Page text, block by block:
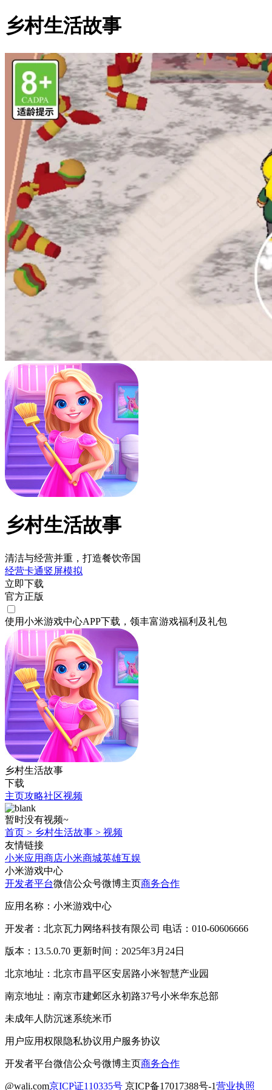
乡村生活故事
乡村生活故事
清洁与经营并重，打造餐饮帝国
经营卡通竖屏模拟
立即下载
官方正版
使用小米游戏中心APP下载 ，领丰富游戏福利 及礼包
乡村生活故事
下载
主页攻略社区视频
暂时没有视频~
首页 > 乡村生活故事 > 视频
友情链接
小米应用商店小米商城英雄互娱
小米游戏中心
开发者平台微信公众号微博主页商务合作
应用名称：小米游戏中心
开发者：北京瓦力网络科技有限公司 电话：010-60606666
版本：13.5.0.70 更新时间：2025年3月24日
北京地址：北京市昌平区安居路小米智慧产业园
南京地址：南京市建邺区永初路37号小米华东总部
未成年人防沉迷系统米币
用户应用权限隐私协议用户服务协议
开发者平台微信公众号微博主页商务合作
@wali.com京ICP证110335号 京ICP备17017388号-1营业执照